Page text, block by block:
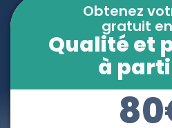
Obtenez
gratuit
Qualité et
à